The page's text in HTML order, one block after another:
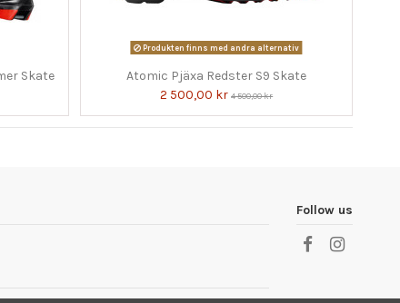
Skate
Produkten finns med andra alternativ
Atomic Pjäxa Redster S9 Skate
2 500,00 kr4 500,00 kr
Follow us